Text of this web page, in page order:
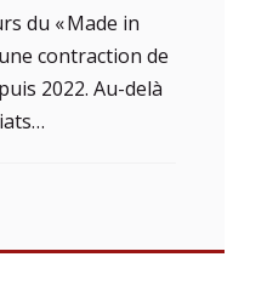
du « Made in
contraction de
2022. Au-delà